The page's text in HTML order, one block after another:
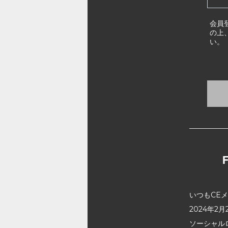
会員
の上
い。
いつもCE
2024年2月
ソーシャ